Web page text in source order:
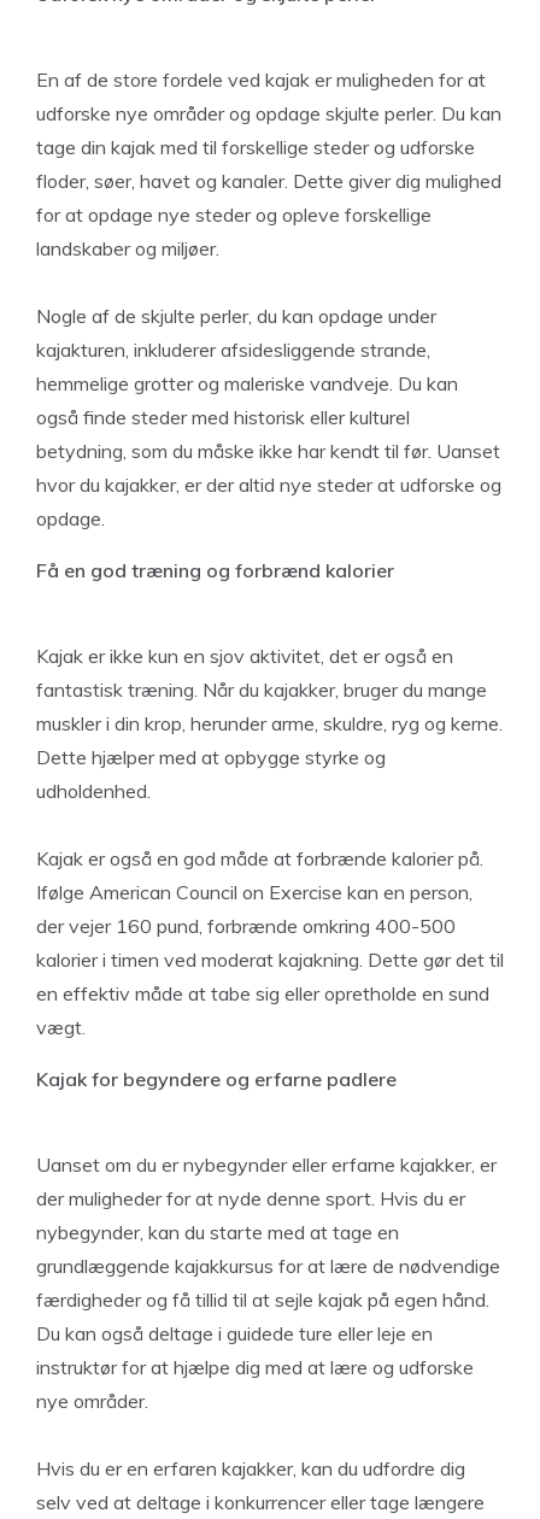
En af de store fordele ved kajak er muligheden for at
udforske nye områder og opdage skjulte perler. Du kan
tage din kajak med til forskellige steder og udforske
floder, søer, havet og kanaler. Dette giver dig mulighed
for at opdage nye steder og opleve forskellige
landskaber og miljøer.
Nogle af de skjulte perler, du kan opdage under
kajakturen, inkluderer afsidesliggende strande,
hemmelige grotter og maleriske vandveje. Du kan
også finde steder med historisk eller kulturel
betydning, som du måske ikke har kendt til før. Uanset
hvor du kajakker, er der altid nye steder at udforske og
opdage.
Få en god træning og forbrænd kalorier
Kajak er ikke kun en sjov aktivitet, det er også en
fantastisk træning. Når du kajakker, bruger du mange
muskler i din krop, herunder arme, skuldre, ryg og kerne.
Dette hjælper med at opbygge styrke og
udholdenhed.
Kajak er også en god måde at forbrænde kalorier på.
Ifølge American Council on Exercise kan en person,
der vejer 160 pund, forbrænde omkring 400-500
kalorier i timen ved moderat kajakning. Dette gør det til
en effektiv måde at tabe sig eller opretholde en sund
vægt.
Kajak for begyndere og erfarne padlere
Uanset om du er nybegynder eller erfarne kajakker, er
der muligheder for at nyde denne sport. Hvis du er
nybegynder, kan du starte med at tage en
grundlæggende kajakkursus for at lære de nødvendige
færdigheder og få tillid til at sejle kajak på egen hånd.
Du kan også deltage i guidede ture eller leje en
instruktør for at hjælpe dig med at lære og udforske
nye områder.
Hvis du er en erfaren kajakker, kan du udfordre dig
selv ved at deltage i konkurrencer eller tage længere